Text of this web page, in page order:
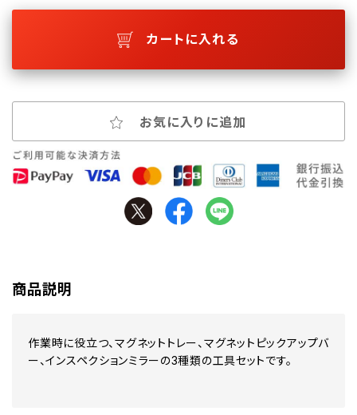
カートに入れる
お気に入りに追加
商品説明
作業時に役立つ、マグネットトレー、マグネットピックアップバ
ー、インスペクションミラーの3種類の工具セットです。